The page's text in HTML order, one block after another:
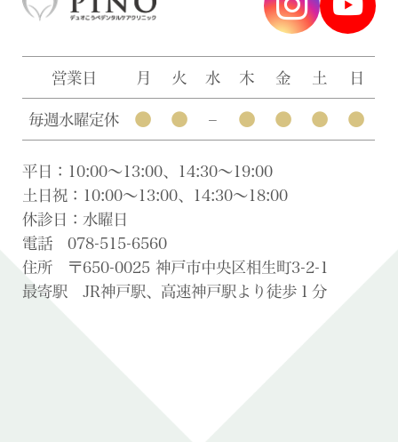
営業日 月 火 水 木 金 土 日
毎週水曜定休 ● ● – ● ● ● ●
平日：10:00〜13:00、14:30〜19:00
土日祝：10:00〜13:00、14:30〜18:00
休診日：水曜日
電話 078-515-6560
住所 〒650-0025 神戸市中央区相生町3-2-1
最寄駅 JR神戸駅、高速神戸駅より徒歩１分